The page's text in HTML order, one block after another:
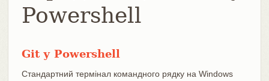
Powershell
Git у Powershell
Стандартний термінал командного рядку на Windows